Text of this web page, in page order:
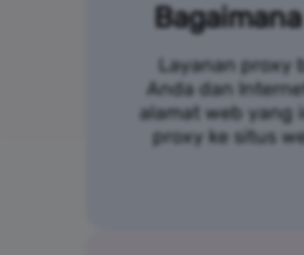
Layanan proxy
Anda dan
alamat web yang
proxy ke situs